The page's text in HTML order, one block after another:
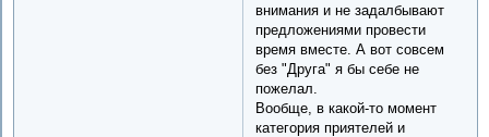
внимания и не задалбывают
предложениями провести
время вместе. А вот совсем
без "Друга" я бы себе не
пожелал.
Вообще, в какой-то момент
категория приятелей и